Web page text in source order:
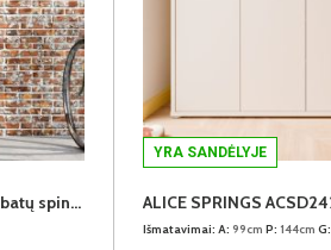
ALICE SPRINGS ACSS822-U60 batų spinta
YRA SANDĖLYJE
Išmatavimai: A: 99cm P: 144cm G: